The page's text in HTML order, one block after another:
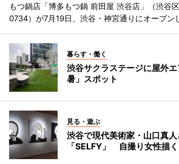
もつ鍋店「博多もつ鍋 前田屋 渋谷店」（渋谷
0734）が7月19日、渋谷・神宮通りにオープン
暮らす・働く
渋谷サクラステージに屋外
暑」スポット
見る・遊ぶ
渋谷で現代美術家・山口真
「SELFY」 自撮り女性描く